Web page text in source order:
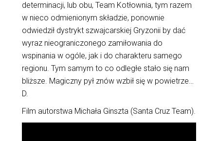
determinacji, lub obu, Team Kotłownia, tym razem
w nieco odmienionym składzie, ponownie
odwiedził dystrykt szwajcarskiej Gryzonii by dać
wyraz nieograniczonego zamiłowania do
wspinania w ogóle, jak i do charakteru samego
regionu. Tym samym to co odległe stało się nam
bliższe. Magiczny pył znów wzbił się w powietrze…
D.
Film autorstwa Michała Ginszta (Santa Cruz Team).